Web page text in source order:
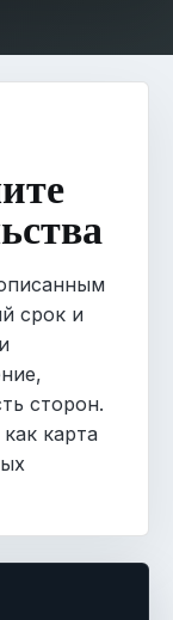
срок и
сторон.
карта